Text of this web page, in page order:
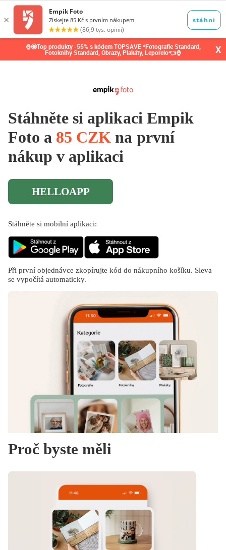
⌚🤩Top produkty -55% s kódem TOPSAVE *Fotografie Standard,
Fotoknihy Standard, Obrazy, Plakáty, Leporelo👈⌚ X
Stáhněte si aplikaci Empik
Foto a 85 CZK na první
nákup v aplikaci
HELLOAPP
Stáhněte si mobilní aplikaci:
Při první objednávce zkopírujte kód do nákupního košíku. Sleva
se vypočítá automaticky.
Proč byste měli